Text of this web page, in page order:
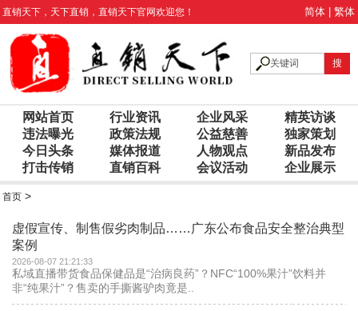
直销天下 ， 天下直销 ， 直销天下官网欢迎您！ 简体 繁体
网站首页 行业资讯 企业风采
精英访谈
违法曝光
政策法规 公益慈善
独家策划
今日头条
媒体报道 人物观点
新品发布
打击传销
直销百科 会议活动 企业展示
首页 >
虚假宣传、制售假劣肉制品……广东公布食品安全整治典型
案例
2026-08-07 21:21:33
私域直播带货食品保健品是“治病良药”？NFC“100%果汁”饮料并
非“纯果汁”？售卖的手撕酱驴肉竟是..